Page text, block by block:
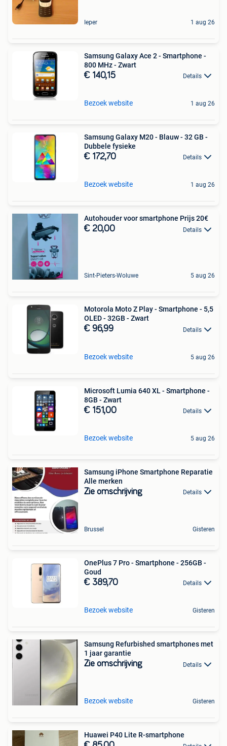
Ieper 1 aug 26
Samsung Galaxy Ace 2 - Smartphone -
800 MHz - Zwart
€ 140,15 Details
Bezoek website 1 aug 26
Samsung Galaxy M20 - Blauw - 32 GB -
Dubbele fysieke
€ 172,70 Details
Bezoek website 1 aug 26
Autohouder voor smartphone Prijs 20€
€ 20,00 Details
Sint-Pieters-Woluwe 5 aug 26
Motorola Moto Z Play - Smartphone - 5,5
OLED - 32GB - Zwart
€ 96,99 Details
Bezoek website 5 aug 26
Microsoft Lumia 640 XL - Smartphone -
8GB - Zwart
€ 151,00 Details
Bezoek website 5 aug 26
Samsung iPhone Smartphone Reparatie
Alle merken
Zie omschrijving Details
Brussel Gisteren
OnePlus 7 Pro - Smartphone - 256GB -
Goud
€ 389,70 Details
Bezoek website Gisteren
Samsung Refurbished smartphones met
1 jaar garantie
Zie omschrijving Details
Bezoek website Gisteren
Huawei P40 Lite R-smartphone